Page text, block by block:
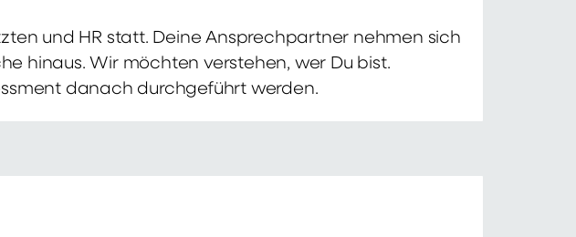
und HR statt. Deine Ansprechpartner nehmen sich
hinaus. Wir möchten verstehen, wer Du bist.
danach durchgeführt werden.